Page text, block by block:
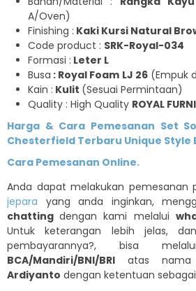
A/Oven)
Finishing : Kaki Kursi Natural
Code product : SRK-Royal-034
Formasi : Leter L
Busa : Royal Foam LJ 26 (Empuk
Kain : Kulit (Sesuai Permintaan)
Quality : High Quality ROYAL
Harga & Cara Pemesanan Set
Chesterfield Terbaru Unique Style
Cara Pemesanan Online.
Anda dapat melakukan pemesanan
jepara yang anda inginkan,
chattingdengan kami melalui
Untuk keterangan lebih jelas,
pembayarannya?, bisa
BCA/Mandiri/BNI/BRI atas
Ardiyanto dengan ketentuan